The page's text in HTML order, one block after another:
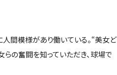
間模様があり働いている。“美女ど
の奮闘を知っていただき、球場で